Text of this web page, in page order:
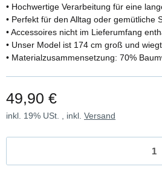
• Hochwertige Verarbeitung für eine
• Perfekt für den Alltag oder gemütliche
• Accessoires nicht im Lieferumfang
• Unser Model ist 174 cm groß und
• Materialzusammensetzung: 70%
49,90 €
inkl. 19% USt. , inkl. Versand